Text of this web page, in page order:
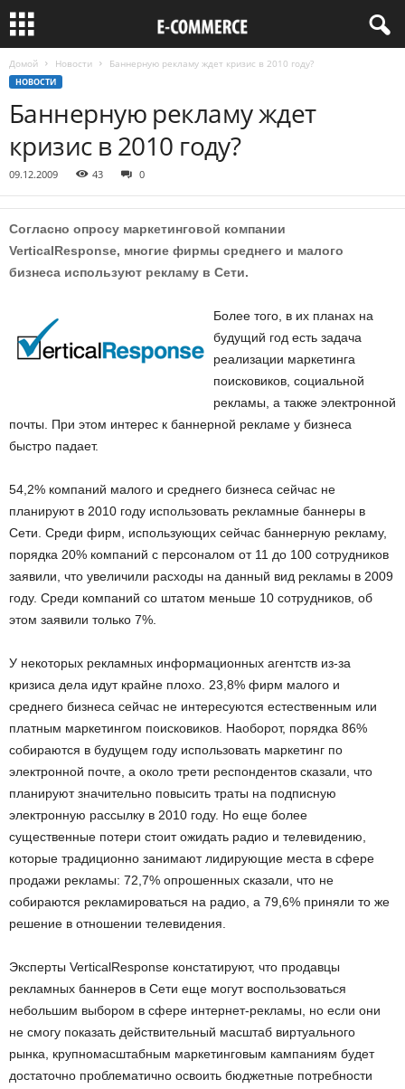
Домой Новости Баннерную рекламу ждет кризис в 2010 году?
НОВОСТИ
Баннерную рекламу ждет
кризис в 2010 году?
09.12.2009 43 0
Согласно опросу маркетинговой компании
VerticalResponse, многие фирмы среднего и малого
бизнеса используют рекламу в Сети.
Более того, в их планах на
будущий год есть задача
реализации маркетинга
поисковиков, социальной
рекламы, а также электронной
почты. При этом интерес к баннерной рекламе у бизнеса
быстро падает.
54,2% компаний малого и среднего бизнеса сейчас не
планируют в 2010 году использовать рекламные баннеры в
Сети. Среди фирм, использующих сейчас баннерную рекламу,
порядка 20% компаний с персоналом от 11 до 100 сотрудников
заявили, что увеличили расходы на данный вид рекламы в 2009
году. Среди компаний со штатом меньше 10 сотрудников, об
этом заявили только 7%.
У некоторых рекламных информационных агентств из-за
кризиса дела идут крайне плохо. 23,8% фирм малого и
среднего бизнеса сейчас не интересуются естественным или
платным маркетингом поисковиков. Наоборот, порядка 86%
собираются в будущем году использовать маркетинг по
электронной почте, а около трети респондентов сказали, что
планируют значительно повысить траты на подписную
электронную рассылку в 2010 году. Но еще более
существенные потери стоит ожидать радио и телевидению,
которые традиционно занимают лидирующие места в сфере
продажи рекламы: 72,7% опрошенных сказали, что не
собираются рекламироваться на радио, а 79,6% приняли то же
решение в отношении телевидения.
Эксперты VerticalResponse констатируют, что продавцы
рекламных баннеров в Сети еще могут воспользоваться
небольшим выбором в сфере интернет-рекламы, но если они
не смогу показать действительный масштаб виртуального
рынка, крупномасштабным маркетинговым кампаниям будет
достаточно проблематично освоить бюджетные потребности